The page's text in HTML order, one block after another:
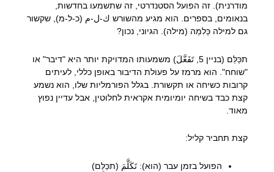
מודרנית). זה הפועל הסטנדרטי, זה שתשמעו בחדשות,
בנאומים, בספרים. הוא מגיע מהשורש ك-ل-م (כ-ל-מ), שקשור
גם למילה כַּלִמַה (מילה). הגיוני, נכון?
תכַּלַּם (בניין 5, تَفَعَّلَ) משמעותו המדויקת יותר היא "דיבר" או
"שוחח". הוא מרמז על פעולת הדיבור באופן כללי, לעיתים
קרובות כשיחה או תקשורת. בגלל הפורמליות שלו, הוא נשמע
קצת כבד בשיחה יומיומית אקראית לחלוטין, אבל עדיין נפוץ
מאוד.
קצת תחביר קליל:
הפועל בזמן עבר (הוא): تَكَلَّمَ (תכַּלַּם)